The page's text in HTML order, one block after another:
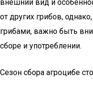
внешний вид и
от других грибов,
грибами, важно быть
сборе и употреблении.
Сезон сбора агроцибе